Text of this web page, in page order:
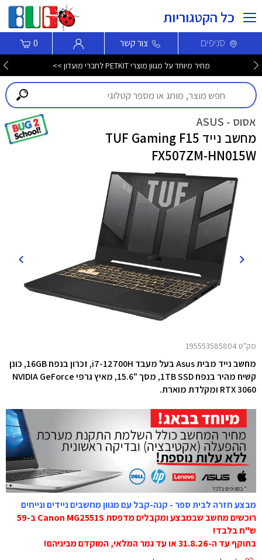
כל הקטגוריות
סניפים צור קשר 0
מחיר מיוחד על מגוון מוצרי PETKIT לחברי מועדון >>
אסוס - ASUS
מחשב נייד TUF Gaming F15
FX507ZM-HN015W
מק"ט 195553585804
מחשב נייד מבית
כונן
קשיח מהיר בנפח 1TB SSD, מסך "15.6, מאיץ גרפי NVIDIA GeForce
RTX 3060 ומקלדת מוארת.
מבצע חזרה לבית ספר - קנה-קבל עם מגוון מחשבים ניידים ונייחים
רוכשים מחשב שבמבצע ומקבלים מדפסת Canon MG2551S ב-59
ש"ח בלבד!
בתוקף עד ה-31.8.26 או עד גמר המלאי, המוקדם מביניהם!